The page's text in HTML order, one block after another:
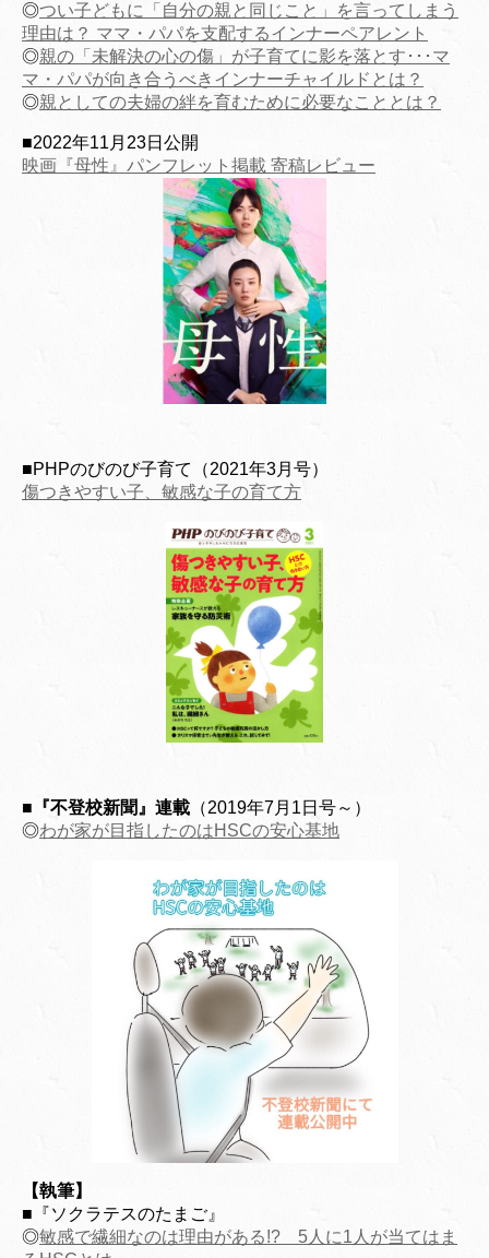
◎つい子どもに「自分の親と同じこと」を言ってしまう
理由は？ ママ・パパを支配するインナーペアレント
◎親の「未解決の心の傷」が子育てに影を落とす･･･マ
マ・パパが向き合うべきインナーチャイルドとは？
◎親としての夫婦の絆を育むために必要なこととは？
■2022年11月23日公開
映画『母性』パンフレット掲載 寄稿レビュー
■PHPのびのび子育て（2021年3月号）
傷つきやすい子、敏感な子の育て方
■『不登校新聞』連載 （2019年7月1日号～）
◎わが家が目指したのはHSCの安心基地
【執筆】
■『ソクラテスのたまご』
◎敏感で繊細なのは理由がある!? 5人に1人が当てはま